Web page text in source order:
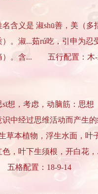
义是 淑shū善，美（多
。淑...茹rú吃，引申为忍
）。含... 五行配置：
，考虑，动脑筋：思想
中经过思维活动而产生的
草本植物，浮生水面，叶
色，叶下生须根，开白
格配置：18-9-14